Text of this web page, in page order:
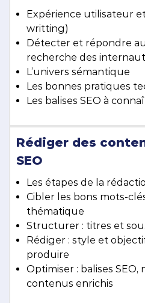
Expérience utilisateur
writting)
Détecter et répondre
recherche des
L’univers sémantique
Les bonnes pratiques
Les balises SEO à
Rédiger des
SEO
Les étapes de la
Cibler les bons mots-
thématique
Structurer : titres et
Rédiger : style et
produire
Optimiser : balises SEO,
contenus enrichis